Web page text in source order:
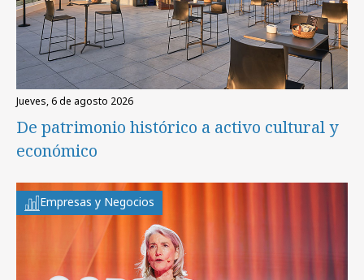
jueves, 6 de agosto 2026
De patrimonio histórico a activo cultural y
económico
Empresas y Negocios